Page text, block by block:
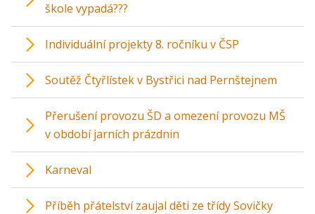
škole vypadá???
Individuální projekty 8. ročníku v ČSP
Soutěž Čtyřlístek v Bystřici nad Pernštejnem
Přerušení provozu ŠD a omezení provozu MŠ
v období jarních prázdnin
Karneval
Příběh přátelství zaujal děti ze třídy Sovičky